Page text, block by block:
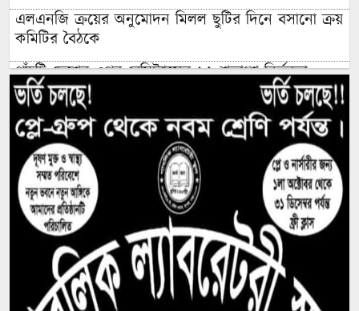
এলএনজি ক্রয়ের অনুমোদন মিলল ছুটির দিনে বসানো ক্রয়
কমিটির বৈঠকে
পাঁচটি দেশের ওপর রেমিট্যান্সের ৬২ শতাংশ নির্ভরতা,
বাড়ছে কৌশলগত ঝুঁকির শঙ্কা
কওমি মাদ্রাসার শিক্ষার্থী বলৎকার
ফের পিছিয়ে গেল রূপপুরের উৎপাদনের যাত্রা: আগস্টে
জাতীয় গ্রিডে যোগ হচ্ছে না পরমাণু বিদ্যুৎ
বিনা আমন্ত্রণেই বিদেশে যাবার পথে দিল্লি থেকে ঘুরে যেতে
চেয়েছিলেন ড. ইউনূস
১৪ বছরের মধ্যে সর্বনিম্ন বৈদেশিক ঋণের প্রতিশ্রুতি পেল
বাংলাদেশ, উল্টো সর্বোচ্চ ঋণ পরিশোধের চাপ